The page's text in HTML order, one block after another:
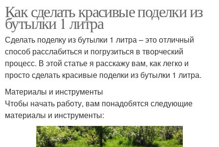
Как сделать красивые поделки из
бутылки 1 литра
Сделать поделку из бутылки 1 литра – это отличный
способ расслабиться и погрузиться в творческий
процесс. В этой статье я расскажу вам, как легко и
просто сделать красивые поделки из бутылки 1 литра.
Материалы и инструменты
Чтобы начать работу, вам понадобятся следующие
материалы и инструменты: